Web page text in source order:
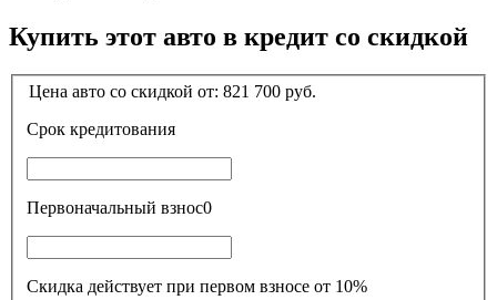
Купить этот авто в кредит со скидкой
Цена авто со скидкой от: 821 700 руб.
Срок кредитования
Первоначальный взнос0
Скидка действует при первом взносе от 10%